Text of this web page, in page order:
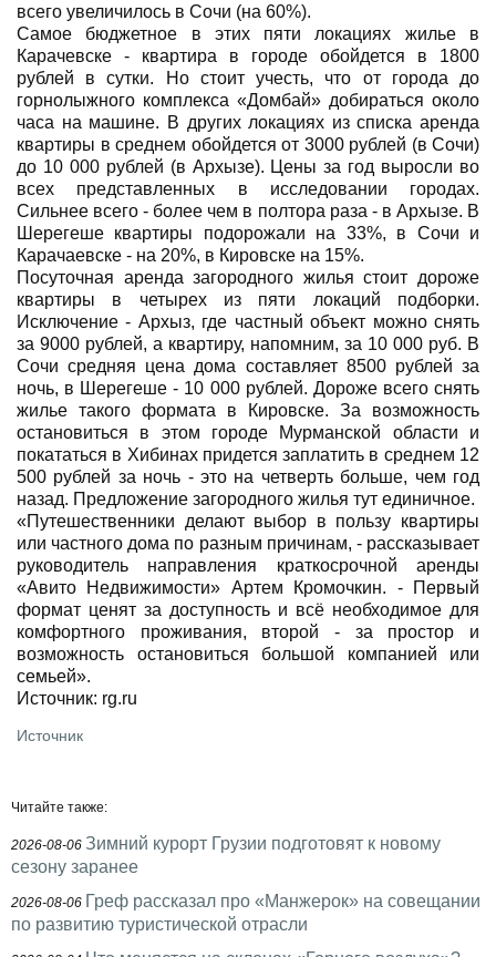
всего увеличилось в Сочи (на 60%).
Самое бюджетное в этих пяти локациях жилье в
Карачевске - квартира в городе обойдется в 1800
рублей в сутки. Но стоит учесть, что от города до
горнолыжного комплекса «Домбай» добираться около
часа на машине. В других локациях из списка аренда
квартиры в среднем обойдется от 3000 рублей (в Сочи)
до 10 000 рублей (в Архызе). Цены за год выросли во
всех представленных в исследовании городах.
Сильнее всего - более чем в полтора раза - в Архызе. В
Шерегеше квартиры подорожали на 33%, в Сочи и
Карачаевске - на 20%, в Кировске на 15%.
Посуточная аренда загородного жилья стоит дороже
квартиры в четырех из пяти локаций подборки.
Исключение - Архыз, где частный объект можно снять
за 9000 рублей, а квартиру, напомним, за 10 000 руб. В
Сочи средняя цена дома составляет 8500 рублей за
ночь, в Шерегеше - 10 000 рублей. Дороже всего снять
жилье такого формата в Кировске. За возможность
остановиться в этом городе Мурманской области и
покататься в Хибинах придется заплатить в среднем 12
500 рублей за ночь - это на четверть больше, чем год
назад. Предложение загородного жилья тут единичное.
«Путешественники делают выбор в пользу квартиры
или частного дома по разным причинам, - рассказывает
руководитель направления краткосрочной аренды
«Авито Недвижимости» Артем Кромочкин. - Первый
формат ценят за доступность и всё необходимое для
комфортного проживания, второй - за простор и
возможность остановиться большой компанией или
семьей».
Источник: rg.ru
Источник
Читайте также:
2026-08-06 Зимний курорт Грузии подготовят к новому
сезону заранее
2026-08-06 Греф рассказал про «Манжерок» на совещании
по развитию туристической отрасли